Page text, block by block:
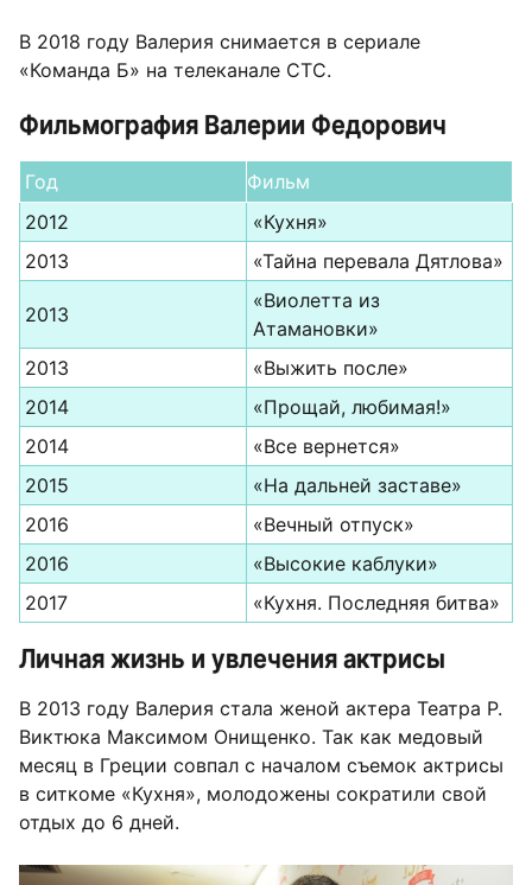
В 2018 году Валерия снимается в сериале
«Команда Б» на телеканале СТС.
Фильмография Валерии Федорович
Год
Фильм
2012
«Кухня»
2013
«Тайна перевала Дятлова»
2013
«Виолетта из
Атамановки»
2013
«Выжить после»
2014
«Прощай, любимая!»
2014
«Все вернется»
2015
«На дальней заставе»
2016
«Вечный отпуск»
2016
«Высокие каблуки»
2017
«Кухня. Последняя битва»
Личная жизнь и увлечения актрисы
В 2013 году Валерия стала женой актера Театра Р.
Виктюка Максимом Онищенко. Так как медовый
месяц в Греции совпал с началом съемок актрисы
в ситкоме «Кухня», молодожены сократили свой
отдых до 6 дней.